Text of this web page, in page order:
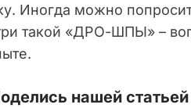
Иногда можно
такой «ДРО-ШПЫ» –
нашей статьей